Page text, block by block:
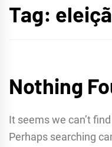
Tag:
Nothing
It seems we can’t
Perhaps searching